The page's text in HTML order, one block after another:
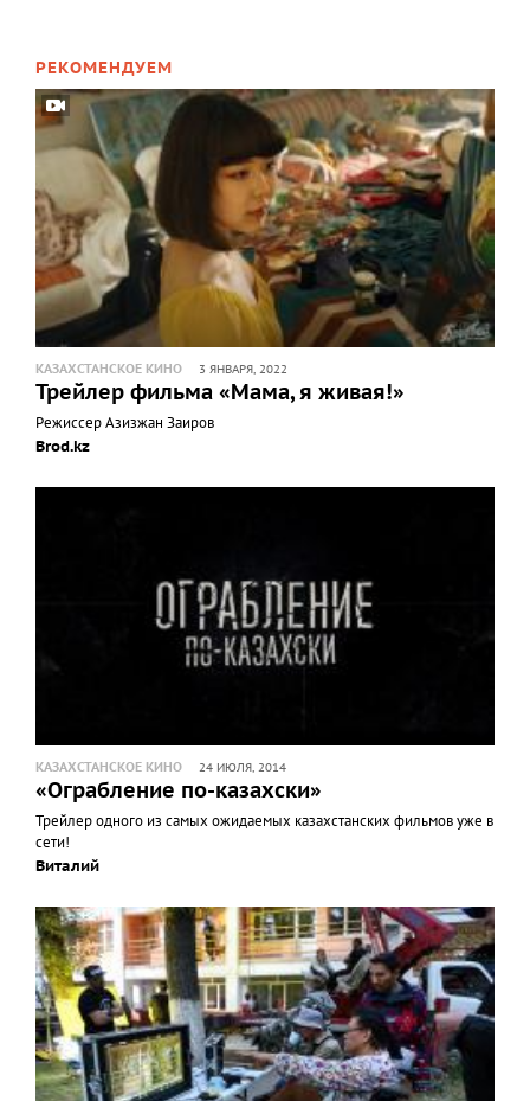
РЕКОМЕНДУЕМ
КАЗАХСТАНСКОЕ КИНО 3 ЯНВАРЯ, 2022
Трейлер фильма «Мама, я живая!»
Режиссер Азизжан Заиров
Brod.kz
КАЗАХСТАНСКОЕ КИНО 24 ИЮЛЯ, 2014
«Ограбление по-казахски»
Трейлер одного из самых ожидаемых казахстанских фильмов уже в
сети!
Виталий